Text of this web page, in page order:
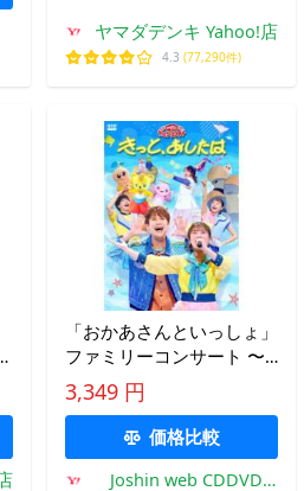
ヤマダデンキ Yahoo!店
4.3 (77,290件)
「おかあさんといっしょ」
ファミリーコンサート 〜
きっと、あしたは〜
【DVD】/子供向け[DVD]
【返品種別A】
3,349 円
価格比較
Joshin web CDDVD